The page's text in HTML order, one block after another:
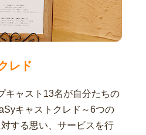
レド
キャスト13名が自分たちの
キャストクレド～6つの
する思い、サービスを行